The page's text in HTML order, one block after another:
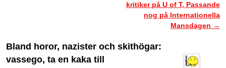
kritiker på U of T, Passande
nog på Internationella
Mansdagen →
Bland horor, nazister och skithögar:
vassego, ta en kaka till